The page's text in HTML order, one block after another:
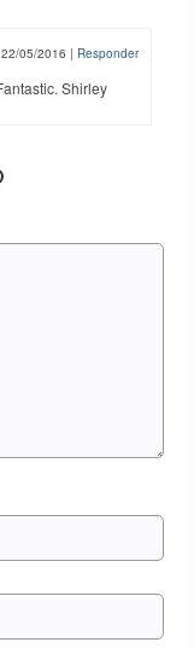
22/05/2016 | Responder
Shirley